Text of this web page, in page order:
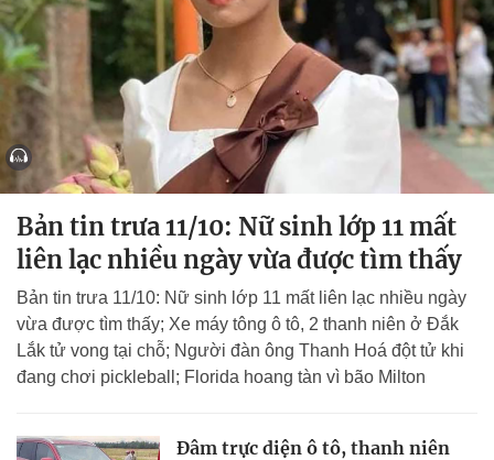
Bản tin trưa 11/10: Nữ sinh lớp 11 mất
liên lạc nhiều ngày vừa được tìm thấy
Bản tin trưa 11/10: Nữ sinh lớp 11 mất liên lạc nhiều ngày
vừa được tìm thấy; Xe máy tông ô tô, 2 thanh niên ở Đắk
Lắk tử vong tại chỗ; Người đàn ông Thanh Hoá đột tử khi
đang chơi pickleball; Florida hoang tàn vì bão Milton
Đâm trực diện ô tô, thanh niên